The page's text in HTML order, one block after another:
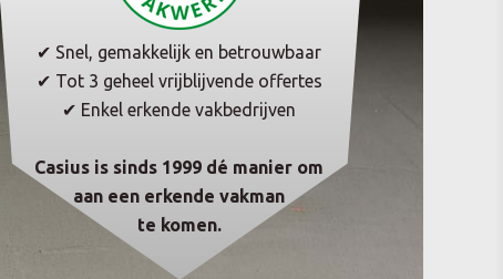
✔ Snel, gemakkelijk en betrouwbaar
✔ Tot 3 geheel vrijblijvende offertes
✔ Enkel erkende vakbedrijven
Casius is sinds 1999 dé manier om
aan een erkende vakman
te komen.